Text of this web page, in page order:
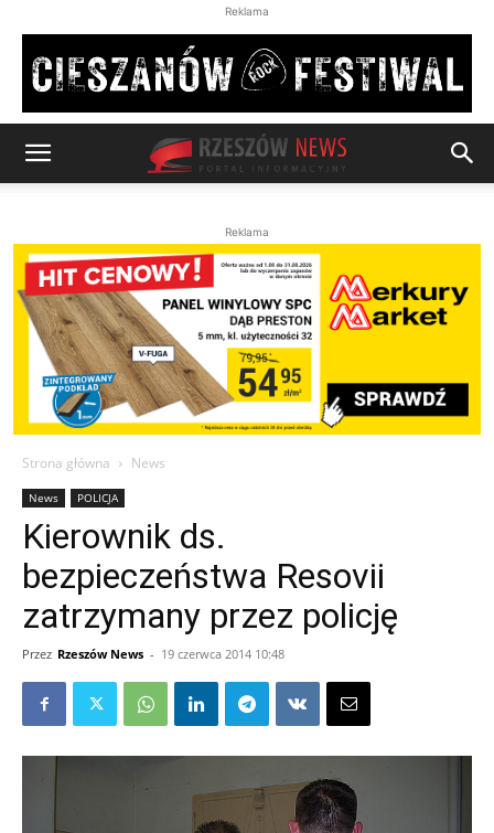
Reklama
Reklama
Strona główna News
News POLICJA
Kierownik ds.
bezpieczeństwa Resovii
zatrzymany przez policję
Przez Rzeszów News - 19 czerwca 2014 10:48